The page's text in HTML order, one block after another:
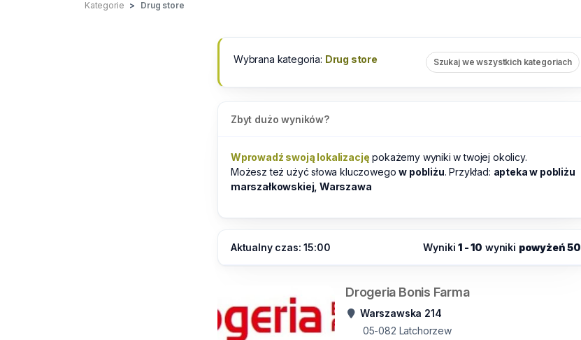
Kategorie Drug store
Wybrana kategoria: Drug store Szukaj we wszystkich kategoriach
Zbyt dużo wyników?
Wprowadź swoją lokalizację pokażemy wyniki w twojej okolicy.
Możesz też użyć słowa kluczowegow pobliżu. Przykład: apteka w pobliżu
marszałkowskiej, Warszawa
Aktualny czas: 15:00 Wyniki1 - 10 wyniki powyżeń 50
Drogeria Bonis Farma
Warszawska 214
05-082 Latchorzew